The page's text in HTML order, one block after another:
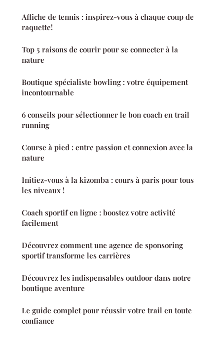
Affiche de tennis : inspirez-vous à chaque coup de
raquette!
Top 5 raisons de courir pour se connecter à la
nature
Boutique spécialiste bowling : votre équipement
incontournable
6 conseils pour sélectionner le bon coach en trail
running
Course à pied : entre passion et connexion avec la
nature
Initiez-vous à la kizomba : cours à paris pour tous
les niveaux !
Coach sportif en ligne : boostez votre activité
facilement
Découvrez comment une agence de sponsoring
sportif transforme les carrières
Découvrez les indispensables outdoor dans notre
boutique aventure
Le guide complet pour réussir votre trail en toute
confiance